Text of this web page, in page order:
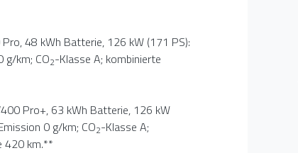
48 kWh Batterie, 126 kW (171 PS):
g/km; CO2-Klasse A; kombinierte
Pro+, 63 kWh Batterie, 126 kW
0 g/km; CO2-Klasse A;
420 km.**